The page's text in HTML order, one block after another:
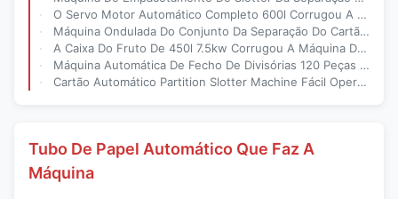
O Servo Motor Automático Completo 600l Corrugou A Separação Slotter
Máquina Ondulada Do Conjunto Da Separação Do Cartão Da Caixa Do Fruto Da Caixa Da Cerveja Completamente Automática
A Caixa Do Fruto De 450l 7.5kw Corrugou A Máquina De Slotter Da Separação Do Cartão
Máquina Automática De Fecho De Divisórias 120 Peças / Min Máquina De Montagem
Cartão Automático Partition Slotter Machine Fácil Operação 120 Peças Por Minuto
Tubo De Papel Automático Que Faz A
Máquina